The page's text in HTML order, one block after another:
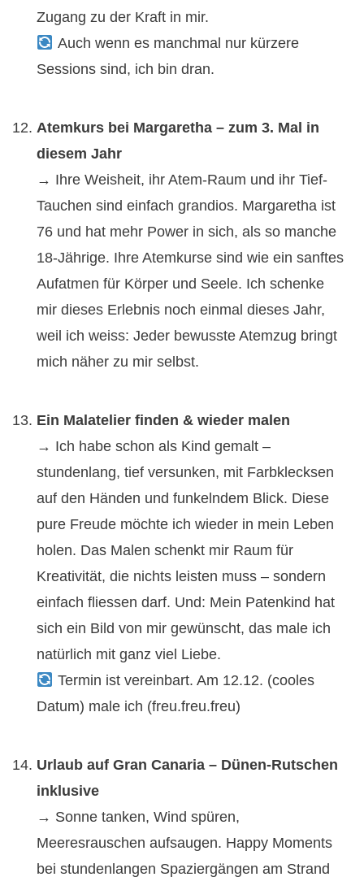
Zugang zu der Kraft in mir.
Auch wenn es manchmal nur kürzere
Sessions sind, ich bin dran.
Atemkurs bei Margaretha – zum 3. Mal in
diesem Jahr
→ Ihre Weisheit, ihr Atem-Raum und ihr Tief-
Tauchen sind einfach grandios. Margaretha ist
76 und hat mehr Power in sich, als so manche
18-Jährige. Ihre Atemkurse sind wie ein sanftes
Aufatmen für Körper und Seele. Ich schenke
mir dieses Erlebnis noch einmal dieses Jahr,
weil ich weiss: Jeder bewusste Atemzug bringt
mich näher zu mir selbst.
Ein Malatelier finden & wieder malen
→ Ich habe schon als Kind gemalt –
stundenlang, tief versunken, mit Farbklecksen
auf den Händen und funkelndem Blick. Diese
pure Freude möchte ich wieder in mein Leben
holen. Das Malen schenkt mir Raum für
Kreativität, die nichts leisten muss – sondern
einfach fliessen darf. Und: Mein Patenkind hat
sich ein Bild von mir gewünscht, das male ich
natürlich mit ganz viel Liebe.
Termin ist vereinbart. Am 12.12. (cooles
Datum) male ich (freu.freu.freu)
Urlaub auf Gran Canaria – Dünen-Rutschen
inklusive
→ Sonne tanken, Wind spüren,
Meeresrauschen aufsaugen. Happy Moments
bei stundenlangen Spaziergängen am Strand